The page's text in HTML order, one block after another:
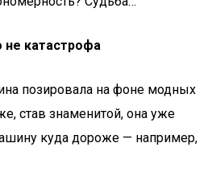
не катастрофа
позировала на фоне модных
став знаменитой, она уже
куда дороже — например,